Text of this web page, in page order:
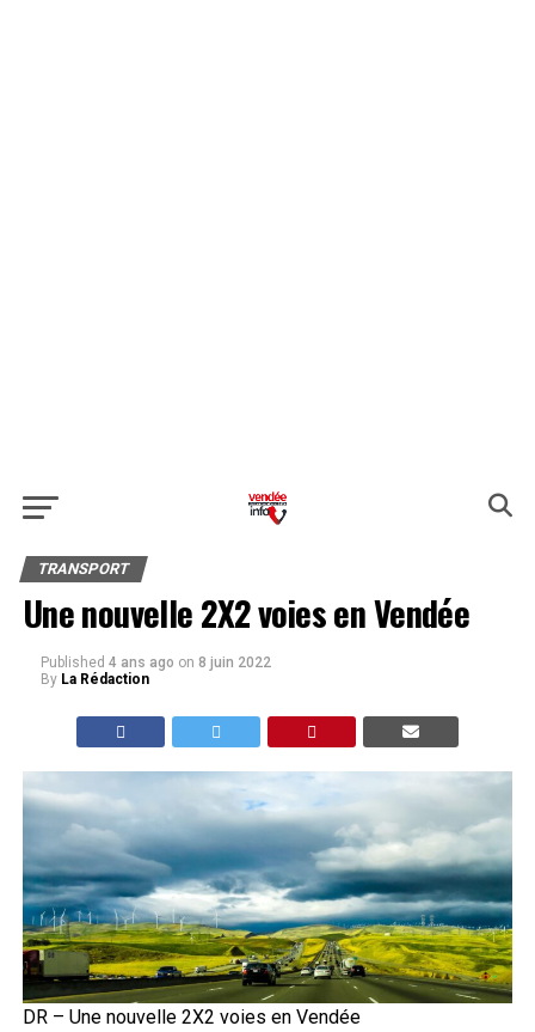
TRANSPORT
Une nouvelle 2X2 voies en Vendée
Published 4 ans ago on 8 juin 2022
By La Rédaction
DR – Une nouvelle 2X2 voies en Vendée